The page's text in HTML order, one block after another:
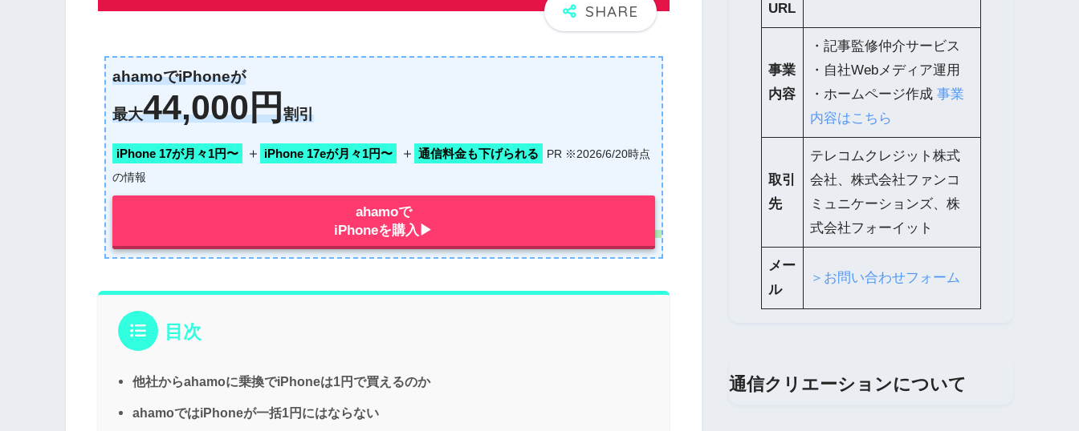
ahamoでiPhoneが
最大44,000円割引
iPhone 17が月々1円〜 ＋ iPhone 17eが月々1円〜 ＋ 通信料金も下げられる
PR ※2026/6/20時点
の情報
ahamoで
iPhoneを購入▶︎
目次
他社からahamoに乗換でiPhoneは1円で買えるのか
ahamoではiPhoneが一括1円にはならない
URL
事業
内容
・記事監修仲介サービス
・自社Webメディア運用
・ホームページ作成事業
内容はこちら
取引
先
テレコムクレジット株式
会社、株式会社ファンコ
ミュニケーションズ、株
式会社フォーイット
メー
ル
＞お問い合わせフォーム
通信クリエーションについて